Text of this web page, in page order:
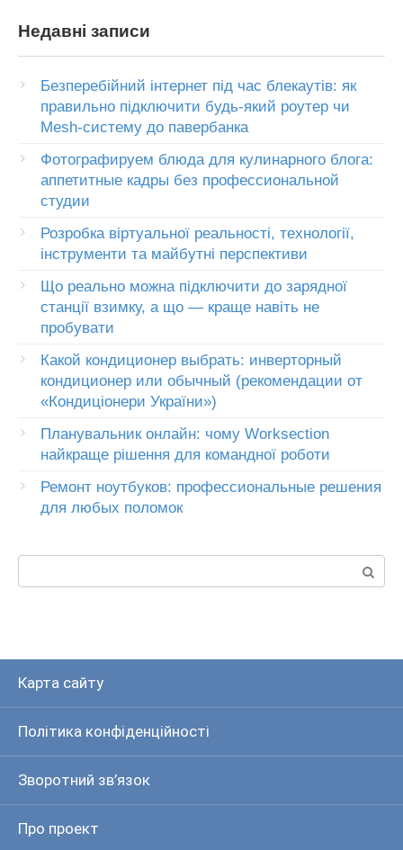
Недавні записи
Безперебійний інтернет під час блекаутів: як
правильно підключити будь-який роутер чи
Mesh-систему до павербанка
Фотографируем блюда для кулинарного блога:
аппетитные кадры без профессиональной
студии
Розробка віртуальної реальності, технології,
інструменти та майбутні перспективи
Що реально можна підключити до зарядної
станції взимку, а що — краще навіть не
пробувати
Какой кондиционер выбрать: инверторный
кондиционер или обычный (рекомендации от
«Кондиціонери України»)
Планувальник онлайн: чому Worksection
найкраще рішення для командної роботи
Ремонт ноутбуков: профессиональные решения
для любых поломок
Карта сайту
Політика конфіденційності
Зворотний зв’язок
Про проект